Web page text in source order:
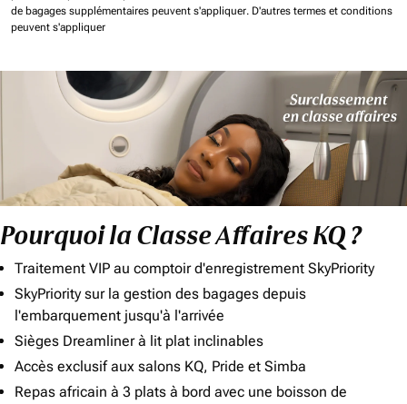
de bagages supplémentaires peuvent s'appliquer. D'autres termes et conditions
peuvent s'appliquer
Pourquoi la Classe Affaires KQ ?
Traitement VIP au comptoir d'enregistrement SkyPriority
SkyPriority sur la gestion des bagages depuis
l'embarquement jusqu'à l'arrivée
Sièges Dreamliner à lit plat inclinables
Accès exclusif aux salons KQ, Pride et Simba
Repas africain à 3 plats à bord avec une boisson de